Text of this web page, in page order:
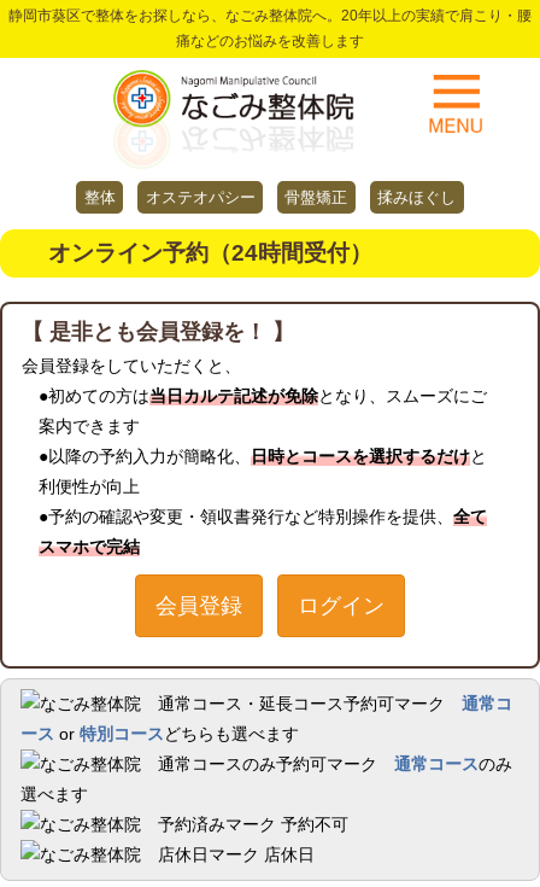
静岡市葵区で整体をお探しなら、なごみ整体院へ。20年以上の実績で肩こり・腰
痛などのお悩みを改善します
整体 オステオパシー 骨盤矯正 揉みほぐし
オンライン予約（24時間受付）
【 是非とも会員登録を！ 】
会員登録をしていただくと、
●初めての方は当日カルテ記述が免除となり、スムーズにご
案内できます
●以降の予約入力が簡略化、 日時とコースを選択するだけと
利便性が向上
●予約の確認や変更・領収書発行など特別操作を提供、 全て
スマホで完結
会員登録 ログイン
通常コ
ース or 特別コースどちらも選べます
通常コースのみ
選べます
予約不可
店休日